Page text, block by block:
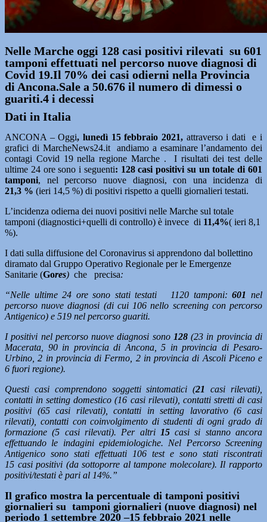
Nelle Marche oggi 128 casi positivi rilevati su 601
tamponi effettuati nel percorso nuove diagnosi di
Covid 19.Il 70% dei casi odierni nella Provincia
di Ancona.Sale a 50.676 il numero di dimessi o
guariti.4 i decessi
Dati in Italia
ANCONA – Oggi, lunedì 15 febbraio 2021, attraverso i dati e i
grafici di MarcheNews24.it andiamo a esaminare l’andamento dei
contagi Covid 19 nella regione Marche . I risultati dei test delle
ultime 24 ore sono i seguenti: 128 casi positivi su un totale di 601
tamponi, nel percorso nuove diagnosi, con una incidenza di
21,3 % (ieri 14,5 %) di positivi rispetto a quelli giornalieri testati.
L’incidenza odierna dei nuovi positivi nelle Marche sul totale
tamponi (diagnostici+quelli di controllo) è invece di 11,4%( ieri 8,1
%).
I dati sulla diffusione del Coronavirus si apprendono dal bollettino
diramato dal Gruppo Operativo Regionale per le Emergenze
Sanitarie (Gores) che precisa:
“Nelle ultime 24 ore sono stati testati
1120 tamponi:601 nel
percorso nuove diagnosi (di cui 106 nello screening con percorso
Antigenico) e 519 nel percorso guariti.
I positivi nel percorso nuove diagnosi sono 128(23 in provincia di
Macerata, 90 in provincia di Ancona, 5 in provincia di Pesaro-
Urbino, 2 in provincia di Fermo, 2 in provincia di Ascoli Piceno e
6 fuori regione).
Questi casi comprendono soggetti sintomatici (21 casi rilevati),
contatti in setting domestico (16 casi rilevati), contatti stretti di casi
positivi (65 casi rilevati), contatti in setting lavorativo (6 casi
rilevati), contatti con coinvolgimento di studenti di ogni grado di
formazione (5 casi rilevati). Per altri 15casi si stanno ancora
effettuando le indagini epidemiologiche. Nel Percorso Screening
Antigenico sono stati effettuati 106 test e sono stati riscontrati
15 casi positivi (da sottoporre al tampone molecolare). Il rapporto
positivi/testati è pari al 14%.”
Il grafico mostra la percentuale di tamponi positivi
giornalieri su tamponi giornalieri (nuove diagnosi) nel
periodo 1 settembre 2020 –15 febbraio 2021 nelle